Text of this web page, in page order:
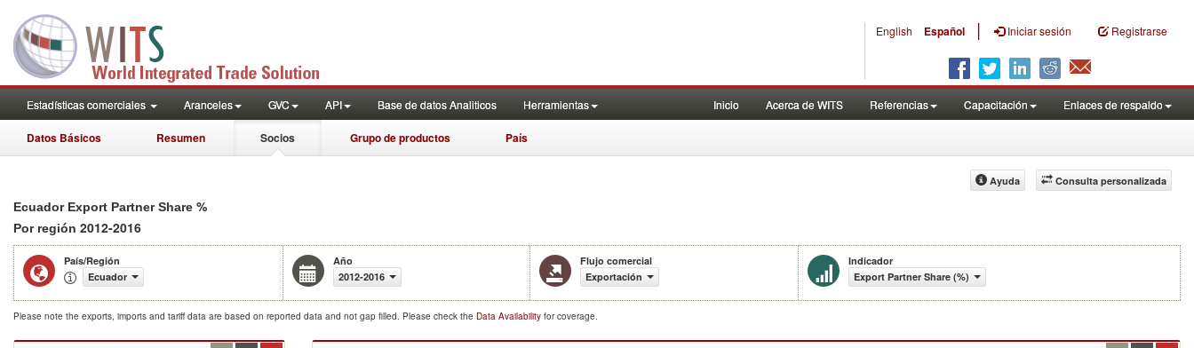
English Español | Iniciar sesión Registrarse
Estadísticas comerciales Aranceles GVC API Base de datos Analiticos Herramientas Inicio Acerca de WITS Referencias Capacitación Enlaces de respaldo
Datos Básicos Resumen Socios Grupo de productos País
Consulta personalizada
Ayuda
Ecuador Export Partner Share %
Por región 2012-2016
País/Región
Ecuador
Año
2012-2016
Flujo comercial
Exportación
Indicador
Export Partner Share (%)
Please note the exports, imports and tariff data are based on reported data and not gap filled. Please check the Data Availability for coverage.